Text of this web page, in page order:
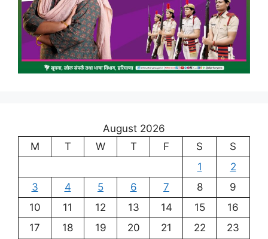
August 2026
M
T W T F S
S
1
2
3
4 5 6 7 8
9
10
11 12 13 14 15
16
17
18 19 20 21 22
23